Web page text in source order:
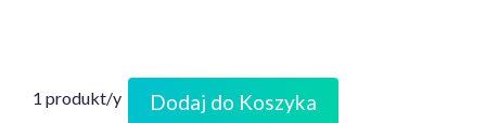
1 produkt/y Dodaj do Koszyka